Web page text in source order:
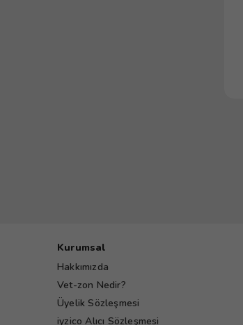
Kurumsal
Hakkımızda
Vet-zon Nedir?
Üyelik Sözleşmesi
iyzico Alıcı Sözleşmesi